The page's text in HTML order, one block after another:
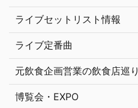
ライブセットリスト情報
ライブ定番曲
元飲食企画営業の飲食店巡り
博覧会・EXPO